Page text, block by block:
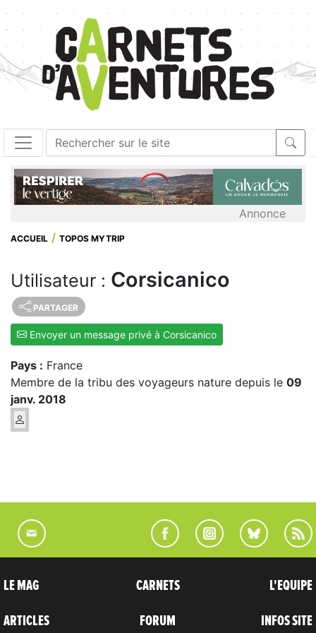
Annonce
ACCUEIL TOPOS MYTRIP
Utilisateur : Corsicanico
PARTAGER
Envoyer un message privé à Corsicanico
Pays : France
Membre de la tribu des voyageurs nature depuis le 09
janv. 2018
LE MAG
ARTICLES
CARNETS
FORUM
L'EQUIPE
INFOS SITE